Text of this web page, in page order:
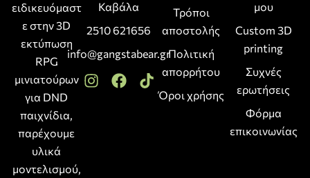
ειδικευόμαστ
ε στην 3D
εκτύπωση
RPG
μινιατούρων
για DND
παιχνίδια,
παρέχουμε
υλικά
μοντελισμού,
Καβάλα
2510 621656
info@gangstabear.gr
Τρόποι
αποστολής
Πολιτική
απορρήτου
Όροι χρήσης
μου
Custom 3D
printing
Συχνές
ερωτήσεις
Φόρμα
επικοινωνίας